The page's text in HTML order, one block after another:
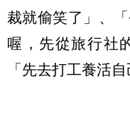
裁就偷笑了」、
喔，先從旅行社
「先去打工養活自